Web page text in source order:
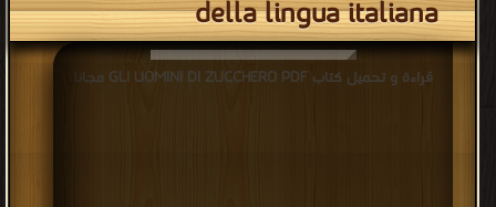
della lingua italiana
قراءة و تحميل كتاب GLI UOMINI DI ZUCCHERO PDF مجانا